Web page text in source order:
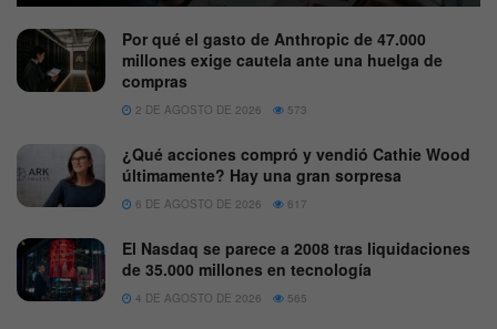
Por qué el gasto de Anthropic de 47.000
millones exige cautela ante una huelga de
compras
2 DE AGOSTO DE 2026 573
¿Qué acciones compró y vendió Cathie Wood
últimamente? Hay una gran sorpresa
6 DE AGOSTO DE 2026 617
El Nasdaq se parece a 2008 tras liquidaciones
de 35.000 millones en tecnología
4 DE AGOSTO DE 2026 565